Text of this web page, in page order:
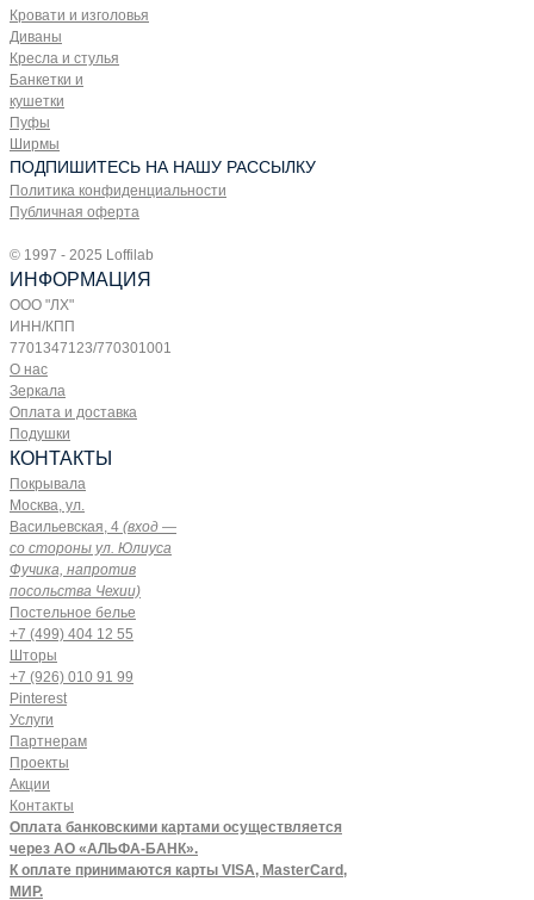
Кровати и изголовья
Диваны
Кресла и стулья
Банкетки и
кушетки
Пуфы
Ширмы
ПОДПИШИТЕСЬ НА НАШУ РАССЫЛКУ
Политика конфиденциальности
Публичная оферта
© 1997 - 2025 Loffilab
ИНФОРМАЦИЯ
ООО "ЛХ"
ИНН/КПП
7701347123/770301001
О нас
Зеркала
Оплата и доставка
Подушки
КОНТАКТЫ
Покрывала
Москва, ул.
Васильевская, 4 (вход —
со стороны ул. Юлиуса
Фучика, напротив
посольства Чехии)
Постельное белье
+7 (499) 404 12 55
Шторы
+7 (926) 010 91 99
Pinterest
Услуги
Партнерам
Проекты
Акции
Контакты
Оплата банковскими картами осуществляется
через АО «АЛЬФА-БАНК».
К оплате принимаются карты VISA, MasterCard,
МИР.